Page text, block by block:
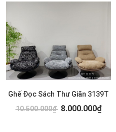
Ghế Đọc Sách Thư Giãn 3139T
10.500.000₫ 8.000.000₫